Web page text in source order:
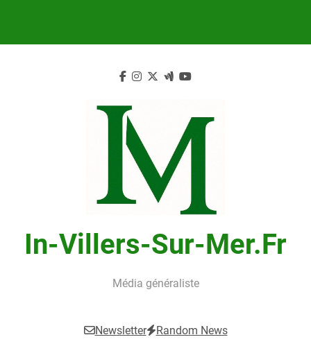
In-Villers-Sur-Mer.fr
Média généraliste
Newsletter Random News